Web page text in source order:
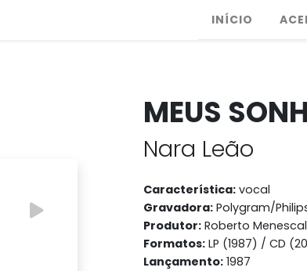
INÍCIO
MEUS
Nara Leão
Característica: vocal
Gravadora: Polygram/
Produtor: Roberto Menescal
Formatos: LP (1987) / CD
Lançamento: 1987